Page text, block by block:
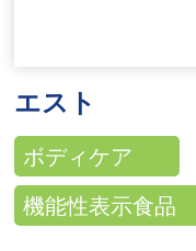
エスト
ボディケア
機能性表示食品